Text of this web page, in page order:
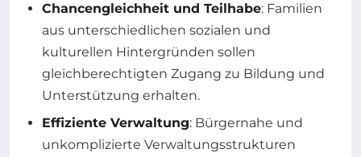
Chancengleichheit und Teilhabe: Familien
aus unterschiedlichen sozialen und
kulturellen Hintergründen sollen
gleichberechtigten Zugang zu Bildung und
Unterstützung erhalten.
Effiziente Verwaltung: Bürgernahe und
unkomplizierte Verwaltungsstrukturen